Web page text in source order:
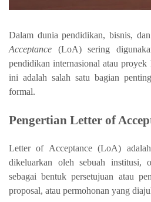
Dalam dunia pendidikan, bisnis,
Acceptance (LoA) sering
pendidikan internasional atau proyek
ini adalah salah satu bagian
formal.
Pengertian Letter of
Letter of Acceptance (LoA)
dikeluarkan oleh sebuah institusi,
sebagai bentuk persetujuan atau
proposal, atau permohonan yang